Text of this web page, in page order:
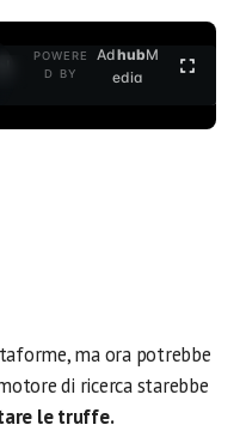
POWERE
D BY
AdhubM
edia
ma ora potrebbe
di ricerca starebbe
le truffe.